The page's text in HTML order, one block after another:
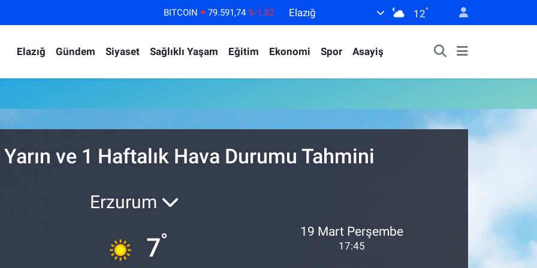
BITCOIN 79.591,74 %-1.82
EURO
53,38690 %0.19
STERLİN
61,60380 %0.18
Elazığ 12°
Elazığ Gündem Siyaset Sağlıklı Yaşam Eğitim Ekonomi Spor Asayiş
ve 1 Haftalık Hava Durumu Tahmini
Erzurum
7° 19 Mart Perşembe
17:45